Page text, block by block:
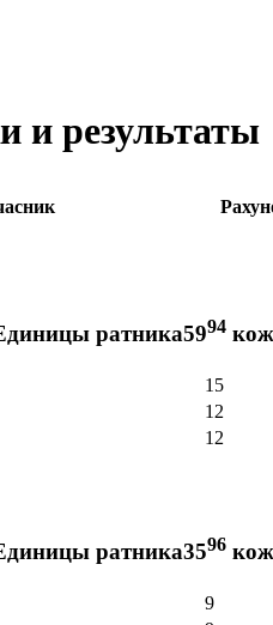
и результаты
5994
15
12
12
3596
9